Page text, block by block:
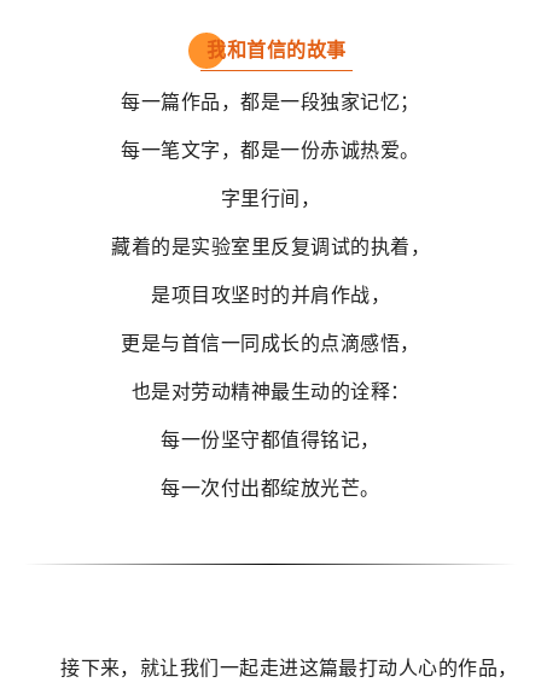
我和首信的故事
每一篇作品，都是一段独家记忆；
每一笔文字，都是一份赤诚热爱。
字里行间，
藏着的是实验室里反复调试的执着，
是项目攻坚时的并肩作战，
更是与首信一同成长的点滴感悟，
也是对劳动精神最生动的诠释：
每一份坚守都值得铭记，
每一次付出都绽放光芒。
接下来，就让我们一起走进这篇最打动人心的作品，